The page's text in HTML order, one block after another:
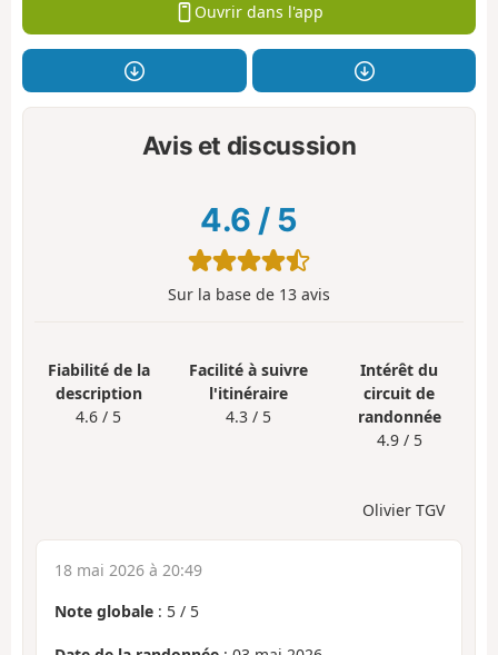
Ouvrir dans l'app
Avis et discussion
4.6 / 5
Sur la base de 13 avis
Fiabilité de la
description
4.6 / 5
Facilité à suivre
l'itinéraire
4.3 / 5
Intérêt du
circuit de
randonnée
4.9 / 5
Olivier TGV
18 mai 2026 à 20:49
Note globale : 5 / 5